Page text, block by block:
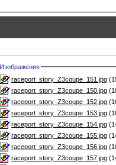
Изображения
raceport_story_Z3coupe_151.jpg
raceport_story_Z3coupe_150.jpg
raceport_story_Z3coupe_152.jpg
raceport_story_Z3coupe_153.jpg
raceport_story_Z3coupe_154.jpg
raceport_story_Z3coupe_155.jpg
raceport_story_Z3coupe_156.jpg
raceport_story_Z3coupe_157.jpg